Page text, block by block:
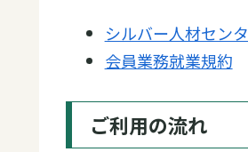
シルバー人材セン
会員業務就業規約
ご利用の流れ